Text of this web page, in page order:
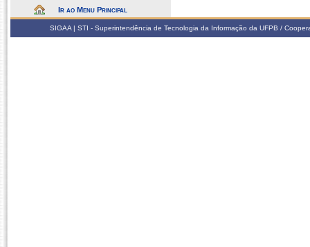
Ir ao Menu Principal
SIGAA | STI - Superintendência de Tecnologia da Informação da UFPB /